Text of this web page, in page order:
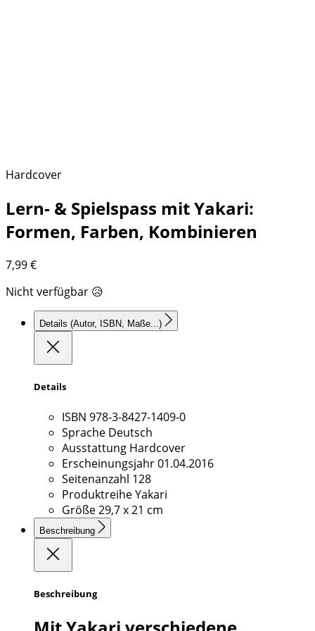
Hardcover
Lern- & Spielspass mit Yakari:
Formen, Farben, Kombinieren
7,99€
Nicht verfügbar 😥
Details (Autor, ISBN, Maße...)
Details
ISBN 978-3-8427-1409-0
Sprache Deutsch
Ausstattung Hardcover
Erscheinungsjahr01.04.2016
Seitenanzahl 128
ProduktreiheYakari
Größe29,7 x 21 cm
Beschreibung
Beschreibung